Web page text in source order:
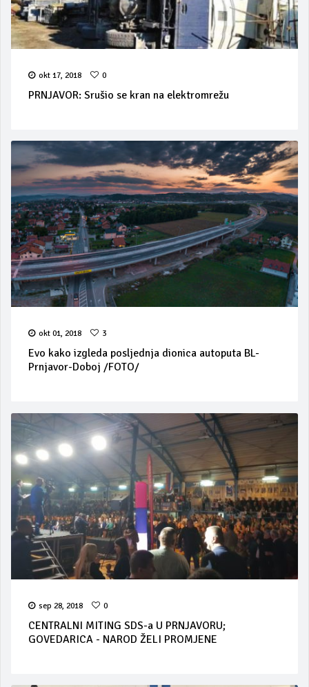
okt 17, 2018 0
PRNJAVOR: Srušio se kran na elektromrežu
okt 01, 2018 3
Evo kako izgleda posljednja dionica autoputa BL-
Prnjavor-Doboj /FOTO/
sep 28, 2018 0
CENTRALNI MITING SDS-a U PRNJAVORU;
GOVEDARICA - NAROD ŽELI PROMJENE